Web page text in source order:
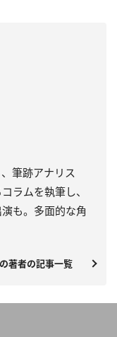
筆跡アナリス
ラムを執筆し、
も。多面的な角
著者の記事一覧